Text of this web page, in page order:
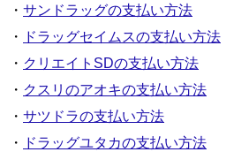
・ サンドラッグの支払い方法
・
ドラッグセイムスの支払い方法
・ クリエイトSDの支払い方法
・ クスリのアオキの支払い方法
・ サツドラの支払い方法
・
ドラッグユタカの支払い方法